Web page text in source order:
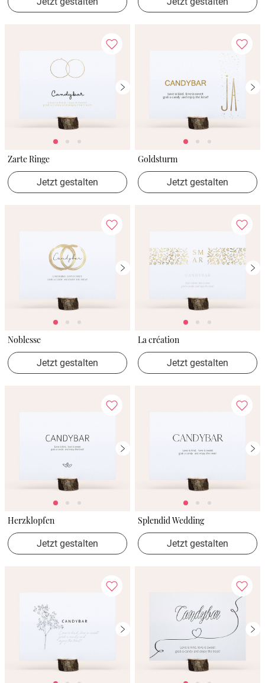
Zarte Ringe
Jetzt gestalten
Goldsturm
Jetzt gestalten
Noblesse
Jetzt gestalten
La création
Jetzt gestalten
Herzklopfen
Jetzt gestalten
Splendid Wedding
Jetzt gestalten